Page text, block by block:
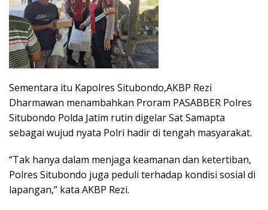
Sementara itu Kapolres Situbondo,AKBP Rezi
Dharmawan menambahkan Proram PASABBER Polres
Situbondo Polda Jatim rutin digelar Sat Samapta
sebagai wujud nyata Polri hadir di tengah masyarakat.
“Tak hanya dalam menjaga keamanan dan ketertiban,
Polres Situbondo juga peduli terhadap kondisi sosial di
lapangan,” kata AKBP Rezi.